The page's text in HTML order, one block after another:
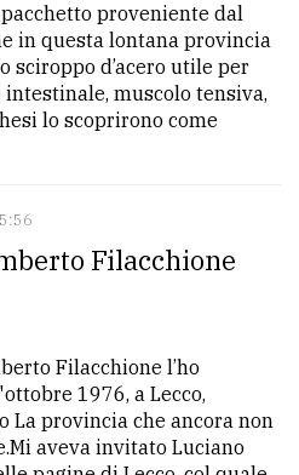
proveniente dal
in questa lontana provincia
sciroppo d’acero utile per
muscolo tensiva,
lo scoprirono come
Filacchione
Filacchione l’ho
1976, a Lecco,
La provincia che ancora non
aveva invitato Luciano